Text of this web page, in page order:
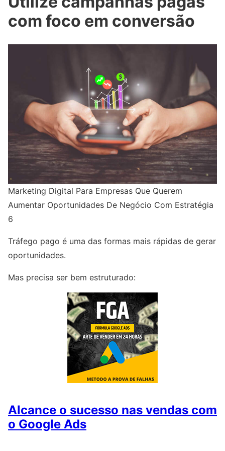
com foco em conversão
Marketing Digital Para Empresas Que Querem
Aumentar Oportunidades De Negócio Com Estratégia
6
Tráfego pago é uma das formas mais rápidas de gerar
oportunidades.
Mas precisa ser bem estruturado:
Alcance o sucesso nas vendas com
o Google Ads